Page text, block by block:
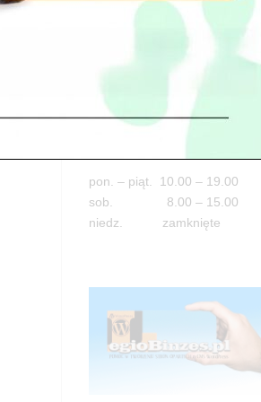
05-100 Nowy Dwór Mazowiecki
tel. 503 900 215
pon. – piąt. 10.00 – 19.00
sob. 8.00 – 15.00
niedz. zamknięte